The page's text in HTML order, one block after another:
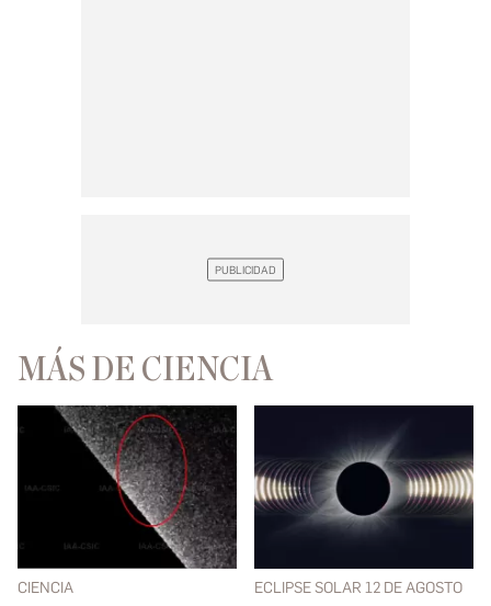
MÁS DE CIENCIA
CIENCIA ECLIPSE SOLAR 12 DE AGOSTO